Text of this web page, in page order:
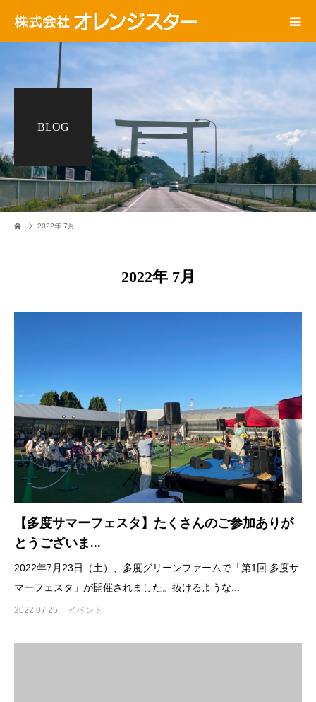
BLOG
2022年 7月
2022年 7月
【多度サマーフェスタ】たくさんのご参加ありが
とうございま...
2022年7月23日（土）、多度グリーンファームで「第1回 多度サ
マーフェスタ」が開催されました。抜けるような...
2022.07.25 イベント